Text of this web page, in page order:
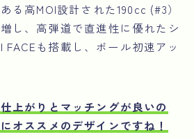
る高MOI設計された190cc (#3）
し、高弾道で直進性に優れたシ
FACEも搭載し、ボール初速アッ
上がりとマッチングが良いの
オススメのデザインですね！